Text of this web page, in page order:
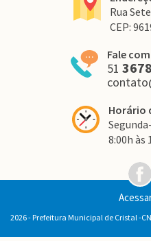
Rua
CEP:
Fale
51
Horário
8:00h às
2026 - Prefeitura Municipal de Cristal -